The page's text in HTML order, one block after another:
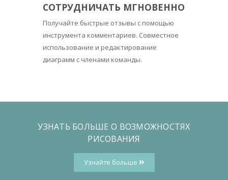
СОТРУДНИЧАТЬ МГНОВЕННО
Получайте быстрые отзывы с помощью
инструмента комментариев. Совместное
использование и редактирование
диаграмм с членами команды.
УЗНАТЬ БОЛЬШЕ О ВОЗМОЖНОСТЯХ
РИСОВАНИЯ
Узнайте больше